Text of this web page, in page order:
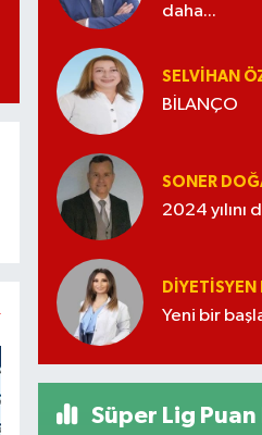
daha...
SELVIHAN
BİLANÇO
SONER
2024
DIYETISYEN
Yeni bir
Süper Lig